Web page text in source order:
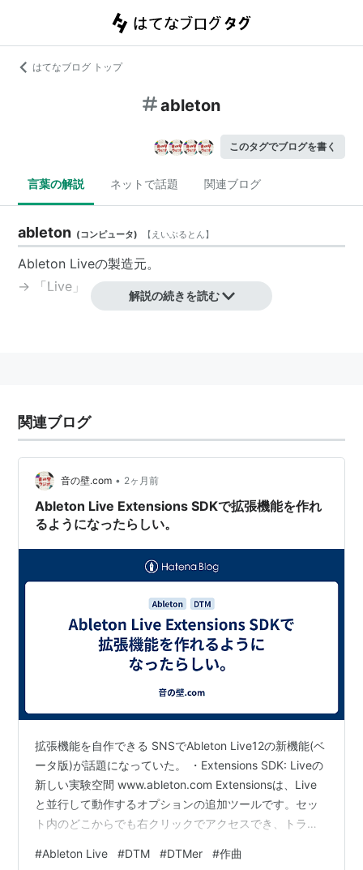
はてなブログ トップ
ableton
このタグでブログを書く
言葉の解説 ネットで話題 関連ブログ
ableton (コンピュータ) 【 えいぶるとん】
Ableton Liveの製造元。
→ 「Live」
解説の続きを読む
関連ブログ
音の壁.com • 2ヶ月前
Ableton Live Extensions SDKで拡張機能を作れ
るようになったらしい。
拡張機能を自作できる SNSでAbleton Live12の新機能(ベ
ータ版)が話題になっていた。 ・Extensions SDK: Liveの
新しい実験空間 www.ableton.com Extensionsは、Live
と並行して動作するオプションの追加ツールです。セッ
ト内のどこからでも右クリックでアクセスでき、トラッ
ットの構造を読み取り、編集できます。 Extensions SDK
#Ableton Live #DTM #DTMer #作曲